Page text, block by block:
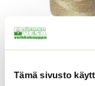
Tämä sivusto
Juuttinaru
arvonlisäveron